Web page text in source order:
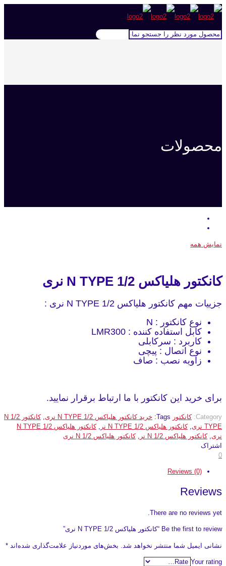
محصولات
نمایش همه
کانکتور هلیاکس 1/2 N TYPE نری
جزییات مهم کانکتور هلیاکس 1/2 N TYPE نری :
نوع کانکتور : N
کابل استفاده کننده : LMR300
کاربرد : سرکابلی
نوع اتصال : پیچی
زاویه نصب : صاف
برای خرید این کانکتور با ما ارتباط برقرار نمایید.
Category: کانکتور Tags: خرید کانکتور هلیاکس 1/2 N TYPE نری ,
کانکتور 1/2 N
TYPE نری
,کانکتور هلیاکس 1/2 N TYPE نر ,
کانکتور هلیاکس 1/2 N TYPE
نری,کانکتور هلیاکس 1/2 N نر ,کانکتور هلیاکس 1/2 N نری
اشتراک
0
Reviews (0)
Reviews
There are no reviews yet.
Be the first to review “کانکتور هلیاکس 1/2 N TYPE نری”
نشانی ایمیل شما منتشر نخواهد شد. بخش‌های موردنیاز علامت‌گذاری شده‌اند *
Your rating